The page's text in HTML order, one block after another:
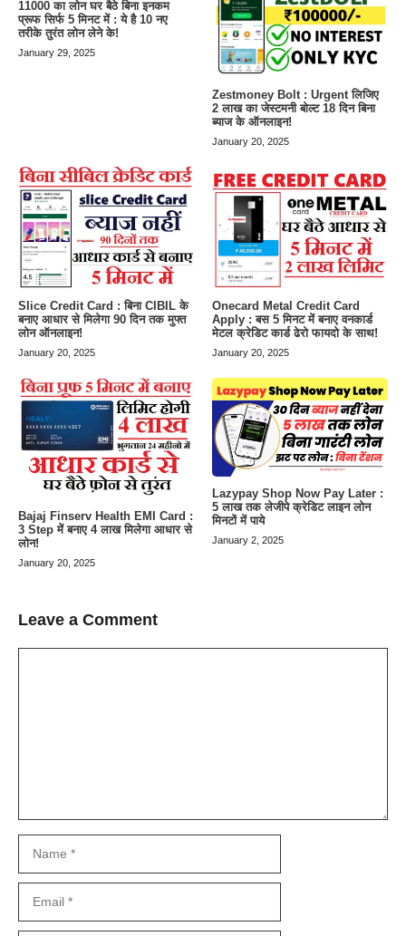
11000 का लोन घर बैठे बिना इनकम
प्रूफ सिर्फ 5 मिनट में : ये है 10 नए
तरीके तुरंत लोन लेने के!
January 29, 2025
Zestmoney Bolt : Urgent लिजिए
2 लाख का जेस्टमनी बोल्ट 18 दिन बिना
ब्याज के ऑनलाइन!
January 20, 2025
Slice Credit Card : बिना CIBIL के
बनाए आधार से मिलेगा 90 दिन तक मुफ्त
लोन ऑनलाइन!
January 20, 2025
Onecard Metal Credit Card
Apply : बस 5 मिनट में बनाए वनकार्ड
मेटल क्रेडिट कार्ड ढेरो फायदो के साथ!
January 20, 2025
Bajaj Finserv Health EMI Card :
3 Step में बनाए 4 लाख मिलेगा आधार से
लोन!
January 20, 2025
Lazypay Shop Now Pay Later :
5 लाख तक लेजीपे क्रेडिट लाइन लोन
मिनटों में पाये
January 2, 2025
Leave a Comment